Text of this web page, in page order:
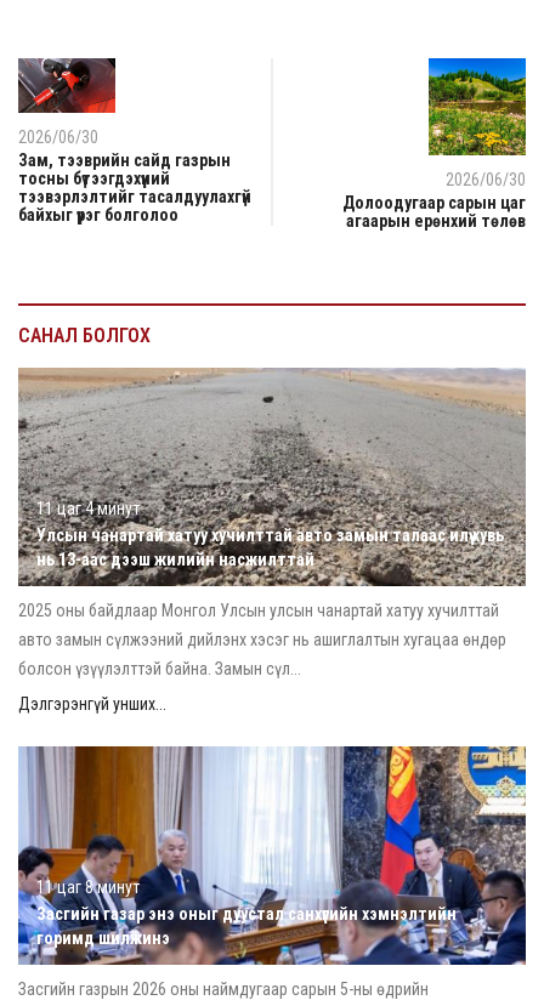
2026/06/30
Зам, тээврийн сайд газрын
тосны бүтээгдэхүүний
тээвэрлэлтийг тасалдуулахгүй
байхыг үүрэг болголоо
2026/06/30
Долоодугаар сарын цаг
агаарын ерөнхий төлөв
САНАЛ БОЛГОХ
11 цаг 4 минут
Улсын чанартай хатуу хучилттай авто замын талаас илүү хувь
нь 13-аас дээш жилийн насжилттай
2025 оны байдлаар Монгол Улсын улсын чанартай хатуу хучилттай
авто замын сүлжээний дийлэнх хэсэг нь ашиглалтын хугацаа өндөр
болсон үзүүлэлттэй байна. Замын сүл...
Дэлгэрэнгүй унших...
11 цаг 8 минут
Засгийн газар энэ оныг дуустал санхүүгийн хэмнэлтийн
горимд шилжинэ
Засгийн газрын 2026 оны наймдугаар сарын 5-ны өдрийн